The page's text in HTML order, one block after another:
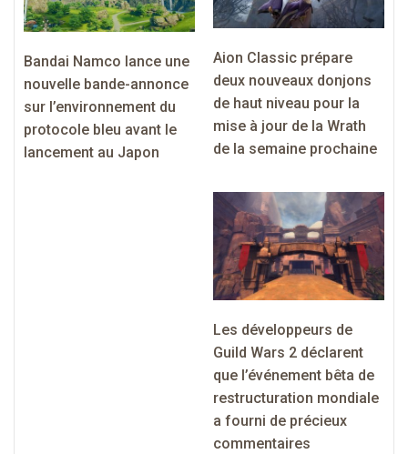
Bandai Namco lance une
nouvelle bande-annonce
sur l’environnement du
protocole bleu avant le
lancement au Japon
Aion Classic prépare
deux nouveaux donjons
de haut niveau pour la
mise à jour de la Wrath
de la semaine prochaine
Les développeurs de
Guild Wars 2 déclarent
que l’événement bêta de
restructuration mondiale
a fourni de précieux
commentaires